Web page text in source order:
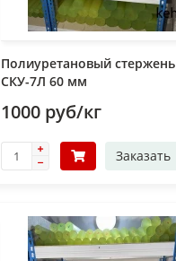
Полиуретановый стержень
СКУ-7Л 60 мм
1000 руб/кг
Заказать